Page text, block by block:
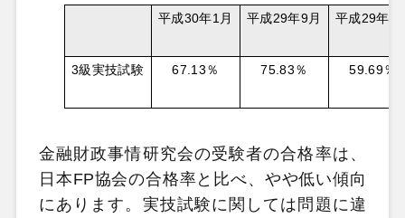
平成30年1 月 平成29年9月 平成29年
3級実技試験 67.13％ 75.83％ 59.69％
金融財政事情研究会の受験者の合格率は、
日本FP協会の合格率と比べ、やや低い傾向
にあります。実技試験に関しては問題に違